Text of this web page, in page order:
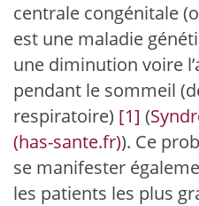
centrale congénitale
est une maladie
une diminution voire
pendant le sommeil
respiratoire) [1] (
(has-sante.fr)). Ce
se manifester
les patients les plus